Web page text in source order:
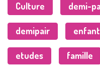
Culture demi-
demipair
etudes famille